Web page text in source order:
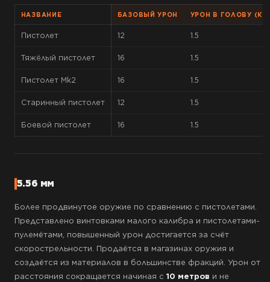
НАЗВАНИЕ БАЗОВЫЙ УРОН УРОН В ГОЛОВУ
Пистолет 12 1.5
Тяжёлый пистолет 16 1.5
Пистолет Mk2 16 1.5
Старинный пистолет 12 1.5
Боевой пистолет 16 1.5
5.56 мм
Более продвинутое оружие по сравнению с пистолетами.
Представлено винтовками малого калибра и пистолетами-
пулемётами, повышенный урон достигается за счёт
скорострельности. Продаётся в магазинах оружия и
создаётся из материалов в большинстве фракций. Урон от
расстояния сокращается начиная с 10 метров и не